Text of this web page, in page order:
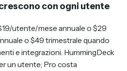
con ogni utente
utente/mese annuale o $29
o $49 trimestrale quando
e integrazioni. HummingDeck
un utente; Pro costa